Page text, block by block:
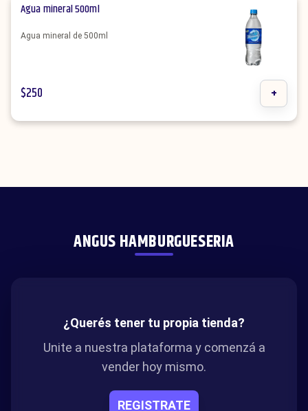
Agua mineral 500ml
Agua mineral de 500ml
$250 +
ANGUS HAMBURGUESERIA
¿Querés tener tu propia tienda?
Unite a nuestra plataforma y comenzá a
vender hoy mismo.
REGISTRATE